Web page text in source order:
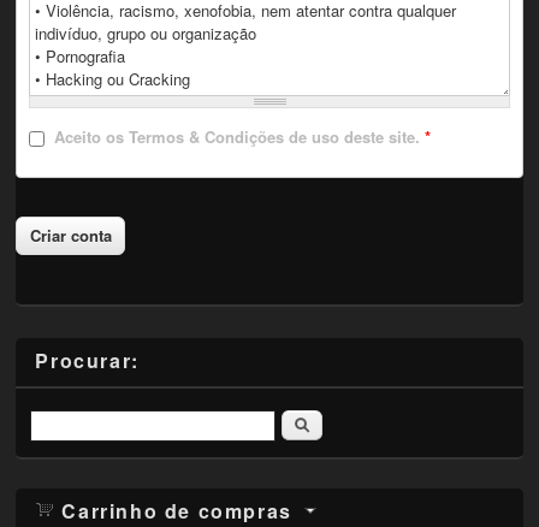
Aceito os Termos & Condições de uso deste site.*
Procurar:
Pesquisar
Carrinho de compras